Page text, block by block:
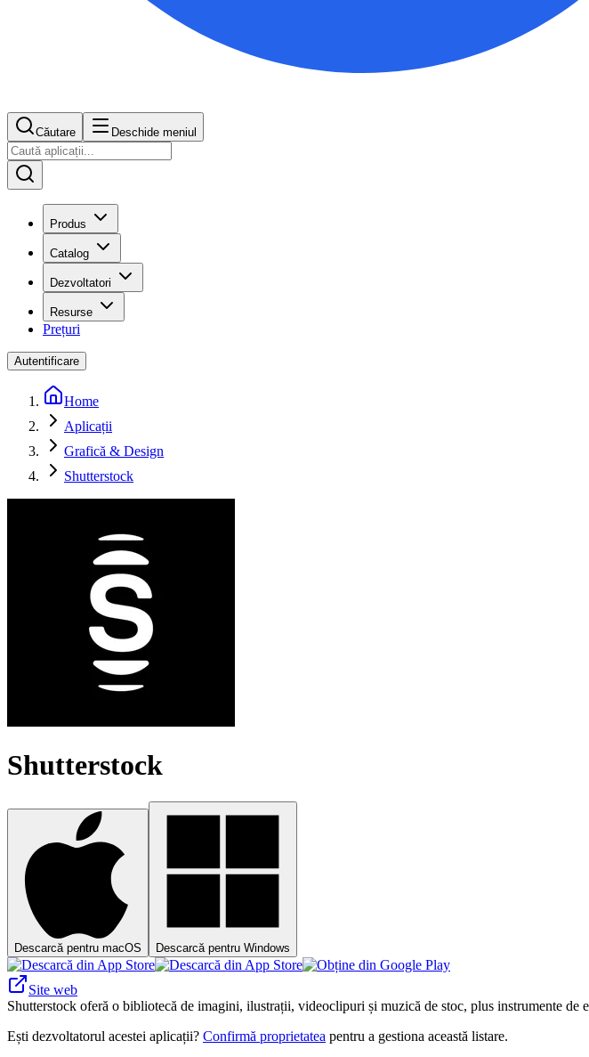
Căutare Deschide meniul
Produs
Catalog
Dezvoltatori
Resurse
Prețuri
Autentificare
Home
Aplicații
Grafică & Design
Shutterstock
Shutterstock
Descarcă pentru macOS Descarcă pentru Windows
Site web
Shutterstock oferă o bibliotecă de imagini, ilustrații, videoclipuri și muzică de stoc, plus instrumente
Ești dezvoltatorul acestei aplicații? Confirmă proprietatea pentru a gestiona această listare.